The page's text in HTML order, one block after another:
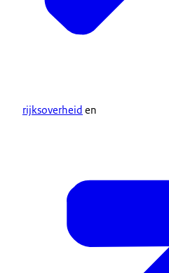
rijksoverheid en